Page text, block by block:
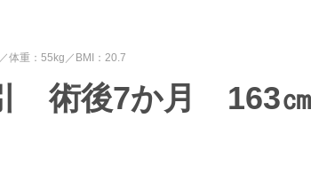
体重：55kg BMI：20.7
引 術後7か月 163